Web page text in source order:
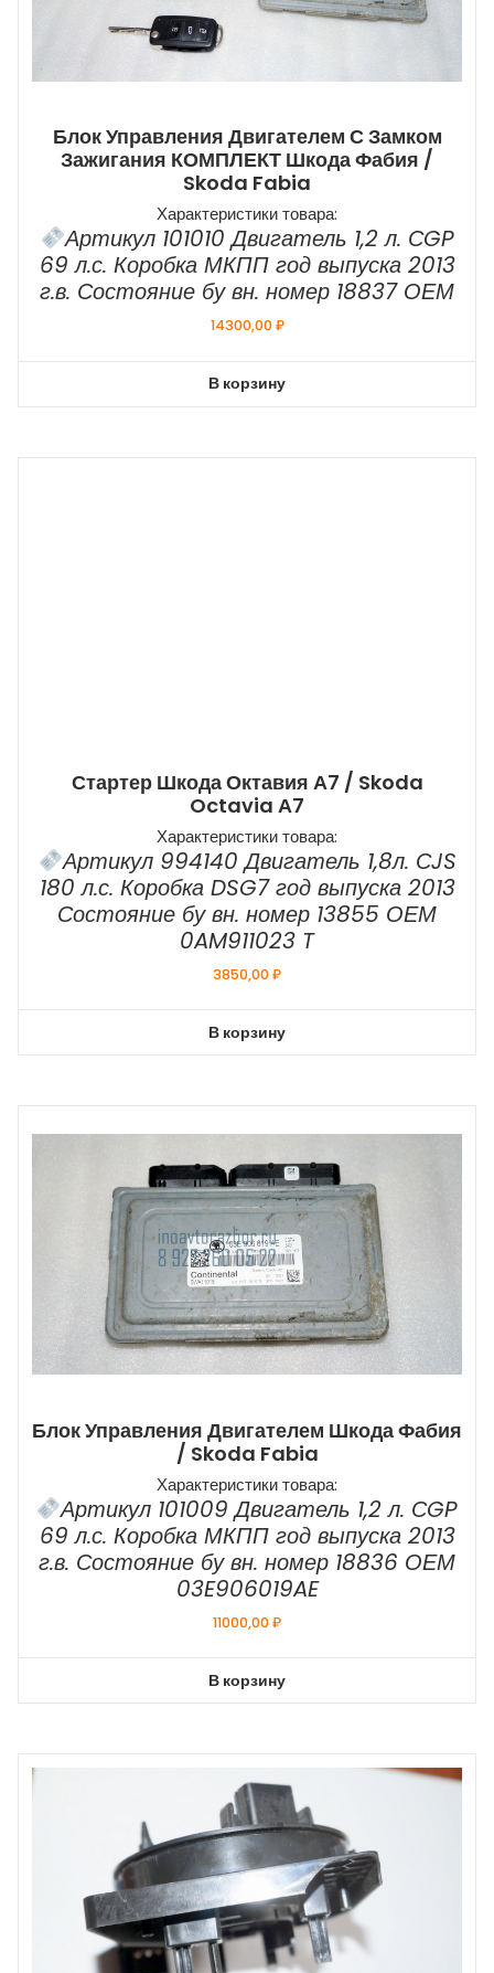
Блок Управления Двигателем С Замком
Зажигания КОМПЛЕКТ Шкода Фабия /
Skoda Fabia
Характеристики товара:
Артикул 101010 Двигатель 1,2 л. СGP
69 л.с. Коробка МКПП год выпуска 2013
г.в. Состояние бу вн. номер 18837 ОЕМ
14300,00₽
В корзину
Стартер Шкода Октавия А7 / Skoda
Octavia А7
Характеристики товара:
Артикул 994140 Двигатель 1,8л. СJS
180 л.с. Коробка DSG7 год выпуска 2013
Состояние бу вн. номер 13855 ОЕМ
0AM911023 T
3850,00₽
В корзину
Блок Управления Двигателем Шкода Фабия
/ Skoda Fabia
Характеристики товара:
Артикул 101009 Двигатель 1,2 л. СGP
69 л.с. Коробка МКПП год выпуска 2013
г.в. Состояние бу вн. номер 18836 ОЕМ
03E906019AE
11000,00₽
В корзину